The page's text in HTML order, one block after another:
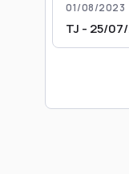
01/08/2023
TJ - 25/